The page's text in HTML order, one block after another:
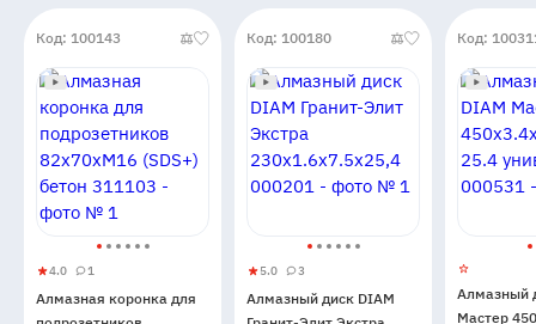
Код: 100143
Алмазная
коронка
4.0
4
1 1
Алмазная коронка для
Код: 100180
Алмазный
диск
5.0
5
3 3
Алмазный диск DIAM
Код:
Алмазный
Мастер